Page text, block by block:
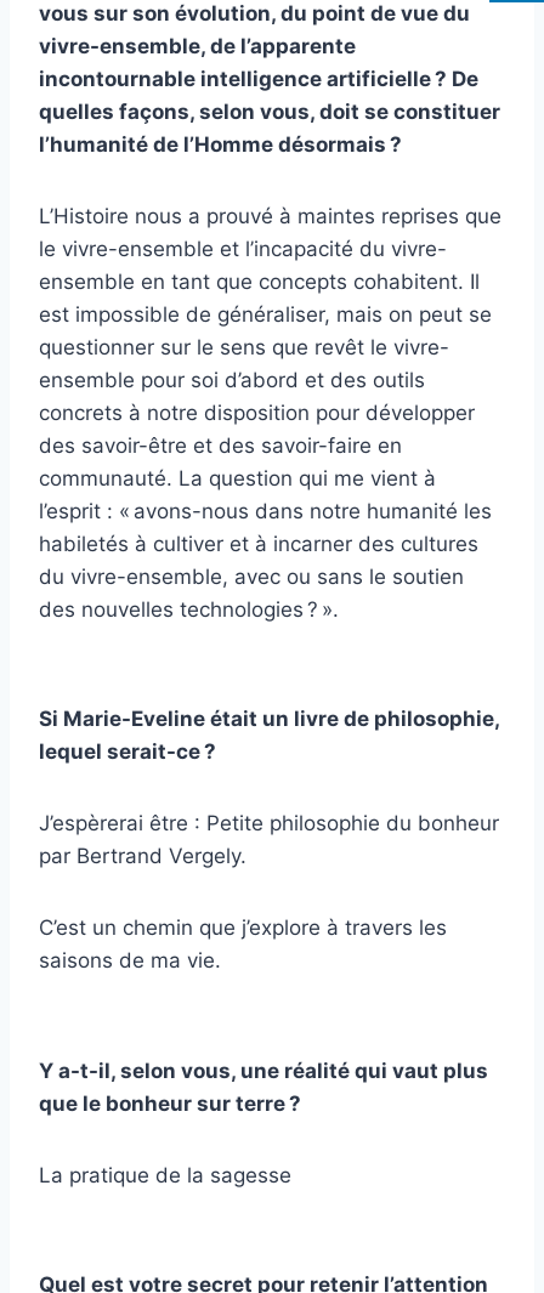
vous sur son évolution, du point de vue du
vivre-ensemble, de l’apparente
incontournable intelligence artificielle ? De
quelles façons, selon vous, doit se constituer
l’humanité de l’Homme désormais ?
L’Histoire nous a prouvé à maintes reprises que
le vivre-ensemble et l’incapacité du vivre-
ensemble en tant que concepts cohabitent. Il
est impossible de généraliser, mais on peut se
questionner sur le sens que revêt le vivre-
ensemble pour soi d’abord et des outils
concrets à notre disposition pour développer
des savoir-être et des savoir-faire en
communauté. La question qui me vient à
l’esprit : « avons-nous dans notre humanité les
habiletés à cultiver et à incarner des cultures
du vivre-ensemble, avec ou sans le soutien
des nouvelles technologies ? ».
Si Marie-Eveline était un livre de philosophie,
lequel serait-ce ?
J’espèrerai être : Petite philosophie du bonheur
par Bertrand Vergely.
C’est un chemin que j’explore à travers les
saisons de ma vie.
Y a-t-il, selon vous, une réalité qui vaut plus
que le bonheur sur terre ?
La pratique de la sagesse
Quel est votre secret pour retenir l’attention